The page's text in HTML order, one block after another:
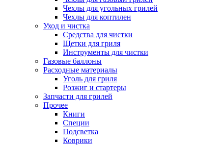
Чехлы для угольных грилей
Чехлы для коптилен
Уход и чистка
Средства для чистки
Щетки для гриля
Инструменты для чистки
Газовые баллоны
Расходные материалы
Уголь для гриля
Розжиг и стартеры
Запчасти для грилей
Прочее
Книги
Специи
Подсветка
Коврики